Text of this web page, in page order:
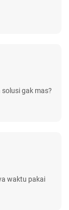
solusi gak mas?
waktu pakai